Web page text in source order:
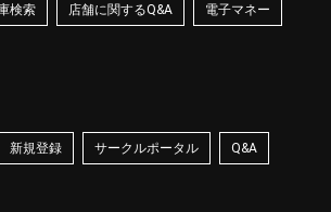
検索 店舗に関するQ&A 電子マネー
新規登録 サークルポータル Q&A